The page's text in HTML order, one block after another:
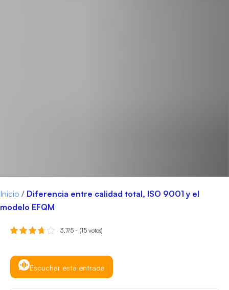
Inicio / Diferencia entre calidad total, ISO 9001 y el
modelo EFQM
3.7/5 - (15 votos)
Escuchar esta entrada